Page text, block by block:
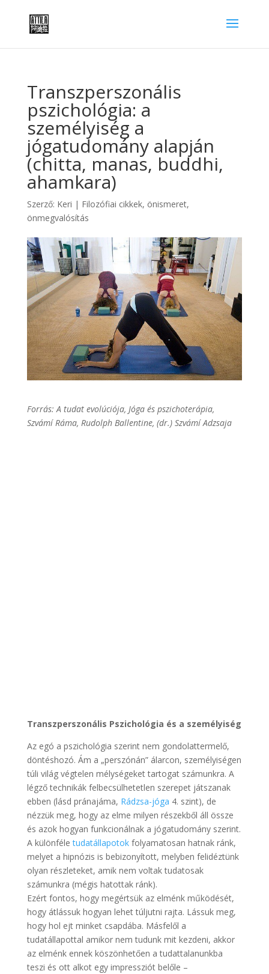
Transzperszonális
pszichológia: a
személyiség a
jógatudomány alapján
(chitta, manas, buddhi,
ahamkara)
Szerző: Keri | Filozófiai cikkek, önismeret,
önmegvalósítás
Forrás: A tudat evolúciója, Jóga és pszichoterápia,
Szvámí Ráma, Rudolph Ballentine, (dr.) Szvámí Adzsaja
Transzperszonális Pszichológia és a személyiség
Az egó a pszichológia szerint nem gondolattermelő,
döntéshozó. Ám a „perszónán” álarcon, személyiségen
túli világ végtelen mélységeket tartogat számunkra. A
légző technikák felbecsülhetetlen szerepet játszanak
ebben (lásd pránajáma, Rádzsa-jóga 4. szint), de
nézzük meg, hogy az elme milyen részekből áll össze
és azok hogyan funkcionálnak a jógatudomány szerint.
A különféletudatállapotokfolyamatosan hatnak ránk,
melyet a hipnózis is bebizonyított, melyben felidéztünk
olyan részleteket, amik nem voltak tudatosak
számunkra (mégis hatottak ránk).
Ezért fontos, hogy megértsük az elménk működését,
hogy átlássuk hogyan lehet túljutni rajta. Lássuk meg,
hogy hol ejt minket csapdába. Másfelől a
tudatállapottal amikor nem tudunk mit kezdeni, akkor
az elménk ennek köszönhetően a tudattalanunkba
teszi és ott alkot egy impressziót belőle –